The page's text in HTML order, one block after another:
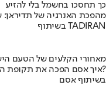
כך תחסכו בחשמל בלי להזיע
מהפכת האנרגיה של תדיראן:
בשיתוף TADIRAN
מאחורי הקלעים של הטעם
איך אסם הפכה את תקופת הצנע והמחסור הקשה של שנות ה-40 למותג לאומי?
בשיתוף אסם